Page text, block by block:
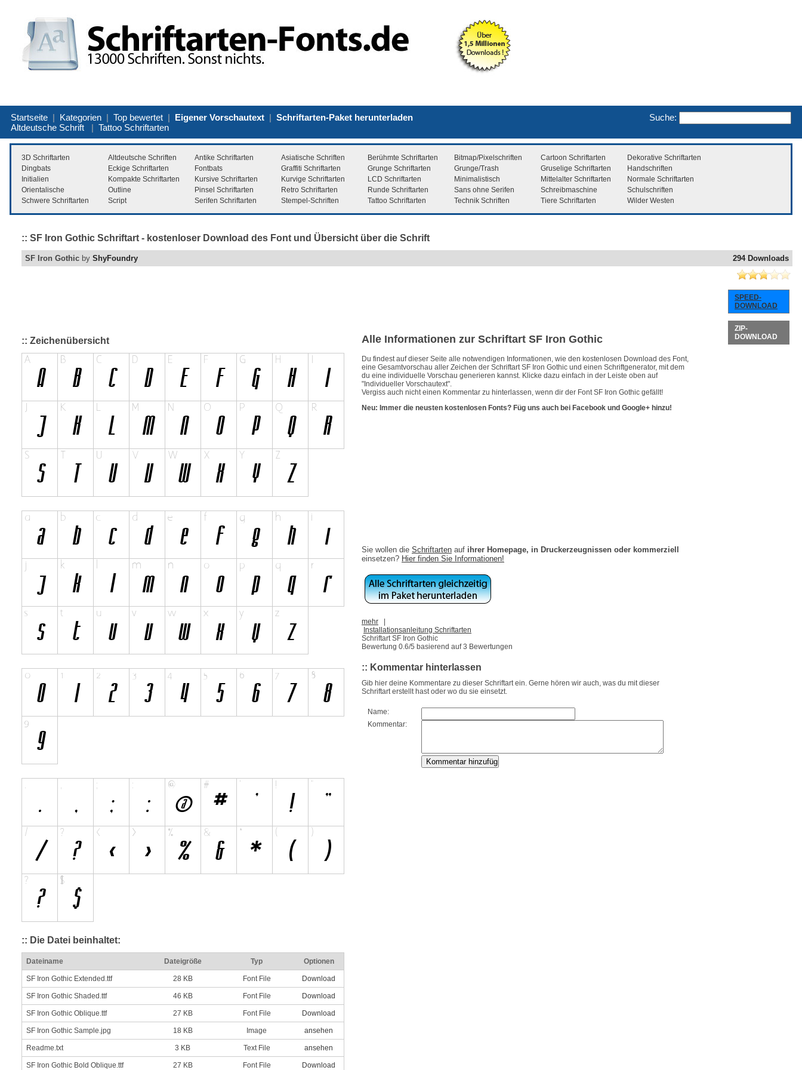
Suche:
Startseite | Kategorien | Top bewertet | Eigener Vorschautext | Schriftarten-Paket herunterladen
Altdeutsche Schrift | Tattoo Schriftarten
3D Schriftarten Altdeutsche Schriften Antike Schriftarten Asiatische Schriften Berühmte Schriftarten Bitmap/Pixelschriften Cartoon Schriftarten
Dekorative Schriftarten
Dingbats
Eckige Schriftarten Fontbats Graffiti Schriftarten Grunge Schriftarten Grunge/Trash Gruselige Schriftarten
Handschriften
Initialien
Kompakte Schriftarten Kursive Schriftarten Kurvige Schriftarten LCD Schriftarten Minimalistisch Mittelalter Schriftarten
Normale Schriftarten
Orientalische
Outline Pinsel Schriftarten Retro Schriftarten Runde Schriftarten Sans ohne Serifen Schreibmaschine
Schulschriften
Schwere Schriftarten
Script Serifen Schriftarten Stempel-Schriften Tattoo Schriftarten Technik Schriften Tiere Schriftarten Wilder Westen
:: SF Iron Gothic Schriftart - kostenloser Download des Font und Übersicht über die Schrift
294 Downloads
SF Iron Gothic by ShyFoundry
SPEED-
DOWNLOAD
ZIP-
DOWNLOAD
:: Zeichenübersicht
:: Die Datei beinhaltet:
Dateiname Dateigröße Typ Optionen
SF Iron Gothic Extended.ttf 28 KB Font File Download
SF Iron Gothic Shaded.ttf 46 KB Font File Download
SF Iron Gothic Oblique.ttf 27 KB Font File Download
SF Iron Gothic Sample.jpg 18 KB Image ansehen
Readme.txt 3 KB Text File ansehen
SF Iron Gothic Bold Oblique.ttf 27 KB Font File Download
Alle Informationen zur Schriftart SF Iron Gothic
Du findest auf dieser Seite alle notwendigen Informationen, wie den kostenlosen Download des Font,
eine Gesamtvorschau aller Zeichen der Schriftart SF Iron Gothic und einen Schriftgenerator, mit dem
du eine individuelle Vorschau generieren kannst. Klicke dazu einfach in der Leiste oben auf
"Individueller Vorschautext".
Vergiss auch nicht einen Kommentar zu hinterlassen, wenn dir der Font SF Iron Gothic gefällt!
Neu: Immer die neusten kostenlosen Fonts? Füg uns auch bei Facebook und Google+ hinzu!
Sie wollen die Schriftarten auf ihrer Homepage, in Druckerzeugnissen oder kommerziell
einsetzen? Hier finden Sie Informationen!
mehr
Installationsanleitung Schriftarten
Schriftart SF Iron Gothic
Bewertung 0.6/5 basierend auf3 Bewertungen
:: Kommentar hinterlassen
Gib hier deine Kommentare zu dieser Schriftart ein. Gerne hören wir auch, was du mit dieser
Schriftart erstellt hast oder wo du sie einsetzt.
Name:
Kommentar: